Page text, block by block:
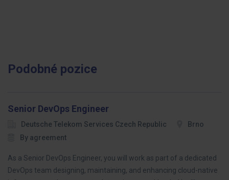
Podobné pozice
Senior DevOps Engineer
Deutsche Telekom Services Czech Republic
Brno
By agreement
As a Senior DevOps Engineer, you will work as part of a dedicated
DevOps team designing, maintaining, and enhancing cloud-native